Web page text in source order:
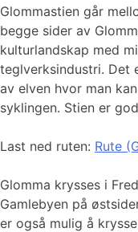
Glommastien går
begge sider av
kulturlandskap med
teglverksindustri. Det
av elven hvor man
syklingen. Stien er
Last ned ruten: Rute
Glomma krysses i
Gamlebyen på
er også mulig å